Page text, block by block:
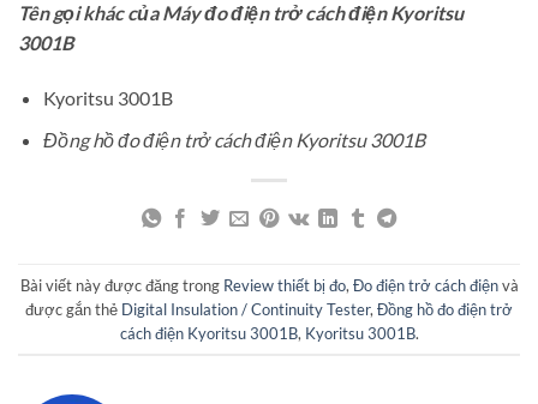
Tên gọi khác của Máy đo điện trở cách điện Kyoritsu
3001B
Kyoritsu 3001B
Đồng hồ đo điện trở cách điện Kyoritsu 3001B
Bài viết này được đăng trong Review thiết bị đo, Đo điện trở cách điệnvà
được gắn thẻ Digital Insulation / Continuity Tester, Đồng hồ đo điện trở
cách điện Kyoritsu 3001B, Kyoritsu 3001B.